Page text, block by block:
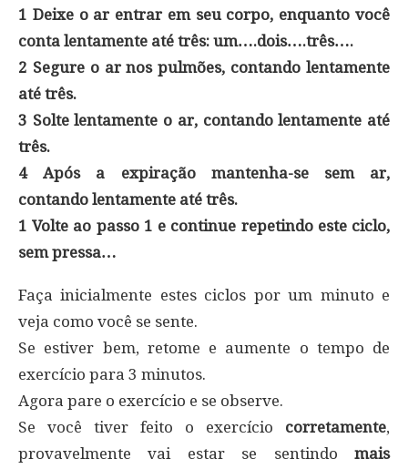
1 Deixe o ar entrar em seu corpo, enquanto você
conta lentamente até três: um….dois….três….
2 Segure o ar nos pulmões, contando lentamente
até três.
3 Solte lentamente o ar, contando lentamente até
três.
4 Após a expiração mantenha-se sem ar,
contando lentamente até três.
1 Volte ao passo 1 e continue repetindo este ciclo,
sem pressa…
Faça inicialmente estes ciclos por um minuto e
veja como você se sente.
Se estiver bem, retome e aumente o tempo de
exercício para 3 minutos.
Agora pare o exercício e se observe.
Se você tiver feito o exercício corretamente,
provavelmente vai estar se sentindo mais